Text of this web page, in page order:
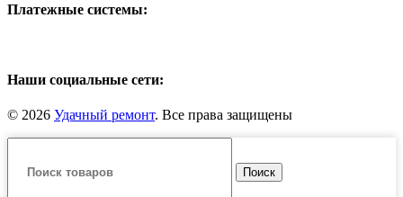
Платежные системы:
Наши социальные сети:
© 2026 Удачный ремонт. Все права защищены
Поиск